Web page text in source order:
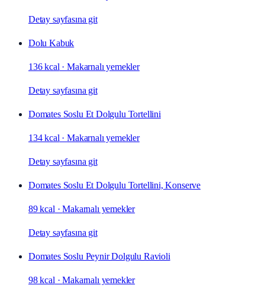
Detay sayfasına git
Dolu Kabuk
136 kcal ·Makarnalı yemekler
Detay sayfasına git
Domates Soslu Et Dolgulu Tortellini
134 kcal ·Makarnalı yemekler
Detay sayfasına git
Domates Soslu Et Dolgulu Tortellini, Konserve
89 kcal ·Makarnalı yemekler
Detay sayfasına git
Domates Soslu Peynir Dolgulu Ravioli
98 kcal ·Makarnalı yemekler